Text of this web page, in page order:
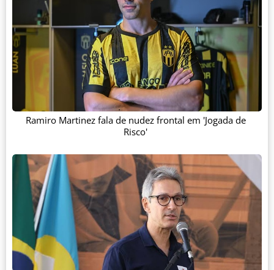
Ramiro Martinez fala de nudez frontal em 'Jogada de
Risco'